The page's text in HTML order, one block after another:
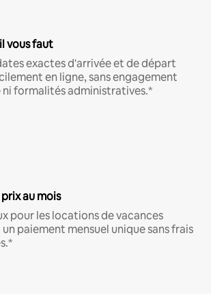
vous faut
exactes d'arrivée et de départ
en ligne, sans engagement
formalités administratives.*
au mois
pour les locations de vacances
paiement mensuel unique sans frais